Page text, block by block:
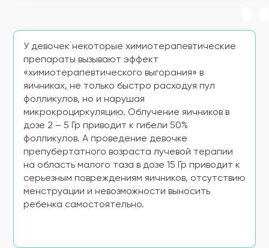
У девочек некоторые химиотерапевтические
препараты вызывают эффект
«химиотерапевтического выгорания» в
яичниках, не только быстро расходуя пул
фолликулов, но и нарушая
микрокроциркуляцию. Облучение яичников в
дозе 2 – 5 Гр приводит к гибели 50%
фолликулов. А проведение девочке
препубертатного возраста лучевой терапии
на область малого таза в дозе 15 Гр приводит к
серьезным повреждениям яичников, отсутствию
менструации и невозможности выносить
ребенка самостоятельно.